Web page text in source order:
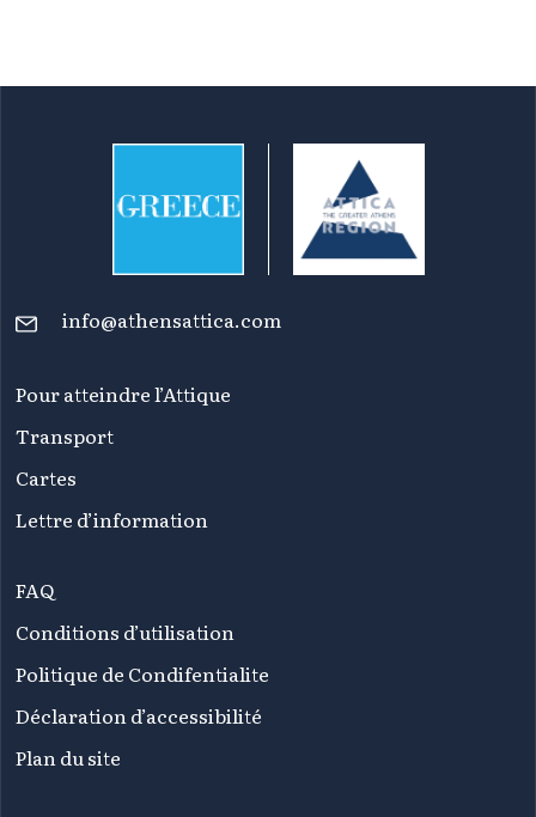
info@athensattica.com
Pour atteindre l’Attique
Transport
Cartes
Lettre d’information
FAQ
Conditions d’utilisation
Politique de Condifentialite
Déclaration d’accessibilité
Plan du site